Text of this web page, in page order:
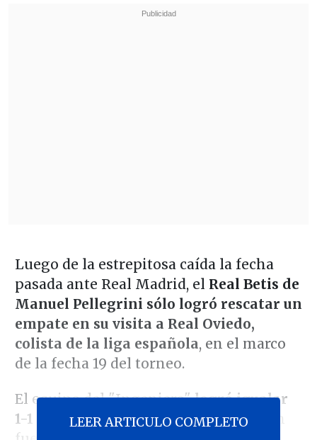
Luego de la estrepitosa caída la fecha
pasada ante Real Madrid, el Real Betis de
Manuel Pellegrini sólo logró rescatar un
empate en su visita a Real Oviedo,
colista de la liga española, en el marco
de la fecha 19 del torneo.
El equipo del "Ingeniero"logró igualar
1-1 en la recta final,tras una actuación
LEER ARTICULO COMPLETO